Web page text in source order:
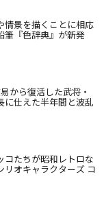
情景を描くことに相応
筆『色辞典』が新発
から復活した武将・
に仕えた半年間と波乱
コたちが昭和レトロな
リオキャラクターズ コ